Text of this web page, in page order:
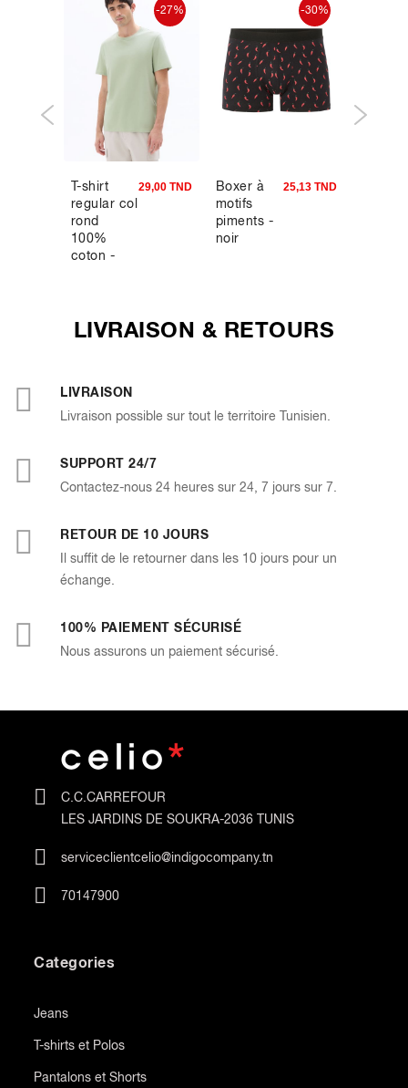
-27%
T-shirt
regular col
rond
100%
coton -
29,00 TND
-30%
Boxer à
motifs
piments -
noir
25,13 TND
LIVRAISON & RETOURS
LIVRAISON
Livraison possible sur tout le territoire Tunisien.
SUPPORT 24/7
Contactez-nous 24 heures sur 24, 7 jours sur 7.
RETOUR DE 10 JOURS
Il suffit de le retourner dans les 10 jours pour un
échange.
100% PAIEMENT SÉCURISÉ
Nous assurons un paiement sécurisé.
C.C.CARREFOUR
LES JARDINS DE SOUKRA-2036 TUNIS
serviceclientcelio@indigocompany.tn
70147900
Categories
Jeans
T-shirts et Polos
Pantalons et Shorts